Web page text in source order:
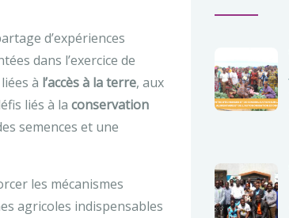
d’expériences
dans l’exercice de
à l’accès à la terre, aux
liés à la conservation
semences et une
les mécanismes
agricoles indispensables